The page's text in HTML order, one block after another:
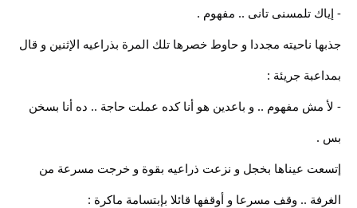
- إياك تلمسنى تانى .. مفهوم .
جذبها ناحيته مجددا و حاوط خصرها تلك المرة بذراعيه الإثنين و قال
بمداعبة جريئة :
- لأ مش مفهوم .. و باعدين هو أنا كده عملت حاجة .. ده أنا بسخن
بس .
إتسعت عيناها بخجل و نزعت ذراعيه بقوة و خرجت مسرعة من
الغرفة .. وقف مسرعا و أوقفها قائلا بإبتسامة ماكرة :